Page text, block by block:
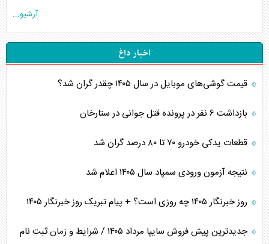
آرشیو...
اخبار داغ
قیمت گوشی‌های موبایل در سال ۱۴۰۵ چقدر گران شد؟
بازداشت ۶ نفر در پرونده قتل جوانی در ستارخان
قطعات یدکی خودرو ۷۰ تا ۸۰ درصد گران شد
نتیجه آزمون ورودی سمپاد سال ۱۴۰۵ اعلام شد
روز خبرنگار ۱۴۰۵ چه روزی است؟ + پیام تبریک روز خبرنگار ۱۴۰۵
جدیدترین پیش فروش سایپا مرداد ۱۴۰۵ / شرایط و زمان ثبت نام